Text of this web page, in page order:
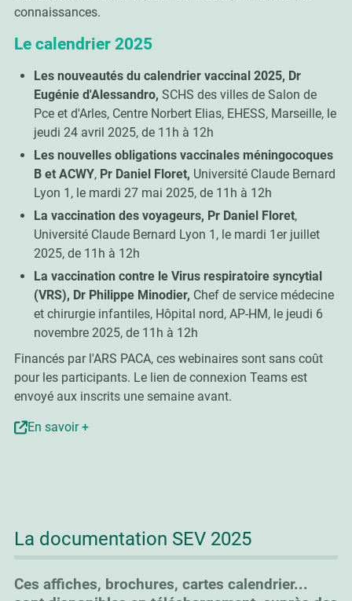
connaissances.
Le calendrier 2025
Les nouveautés du calendrier vaccinal 2025, Dr
Eugénie d'Alessandro, SCHS des villes de Salon de
Pce et d'Arles, Centre Norbert Elias, EHESS, Marseille, le
jeudi 24 avril 2025, de 11h à 12h
Les nouvelles obligations vaccinales méningocoques
B et ACWY, Pr Daniel Floret, Université Claude Bernard
Lyon 1, le mardi 27 mai 2025, de 11h à 12h
La vaccination des voyageurs, Pr Daniel Floret,
Université Claude Bernard Lyon 1, le mardi 1er juillet
2025, de 11h à 12h
La vaccination contre le Virus respiratoire syncytial
(VRS), Dr Philippe Minodier, Chef de service médecine
et chirurgie infantiles, Hôpital nord, AP-HM, le jeudi 6
novembre 2025, de 11h à 12h
Financés par l'ARS PACA, ces webinaires sont sans coût
pour les participants. Le lien de connexion Teams est
envoyé aux inscrits une semaine avant.
En savoir +
La documentation SEV 2025
Ces affiches, brochures, cartes calendrier...